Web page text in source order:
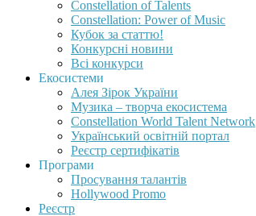
Constellation of Talents
Constellation: Power of Music
Кубок за статтю!
Конкурсні новини
Всі конкурси
Екосистеми
Алея Зірок України
Музика – творча екосистема
Constellation World Talent Network
Український освітній портал
Реєстр сертифікатів
Програми
Просування талантів
Hollywood Promo
Реєстр